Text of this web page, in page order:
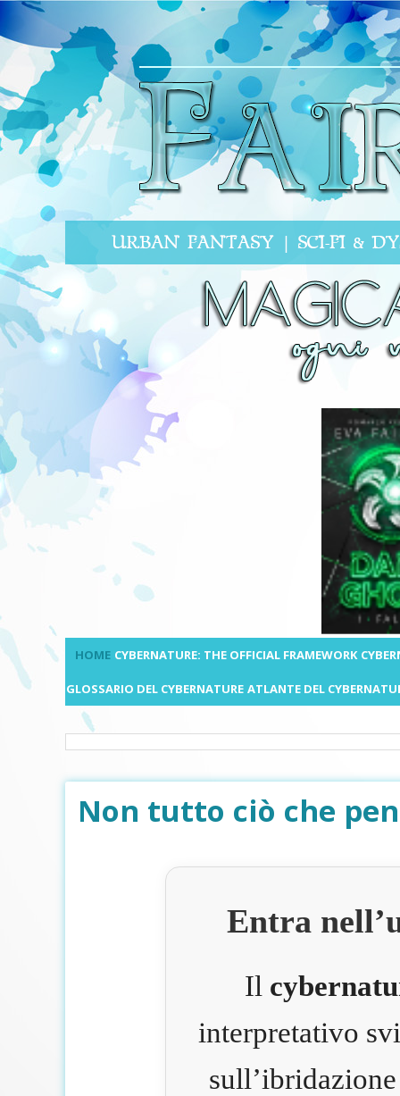
HOME CYBERNATURE: THE OFFICIAL FRAMEWORK
GLOSSARIO DEL CYBERNATURE ATLANTE DEL
Non tutto ciò che
Entra
Il
interpretativo